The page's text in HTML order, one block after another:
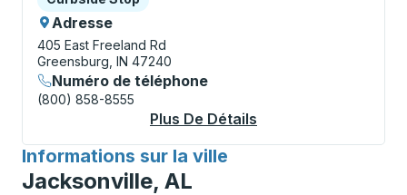
Adresse
405 East Freeland Rd
Greensburg, IN 47240
Numéro de téléphone
(800) 858-8555
Plus De Détails
Informations sur la ville
pour
Jacksonville, AL